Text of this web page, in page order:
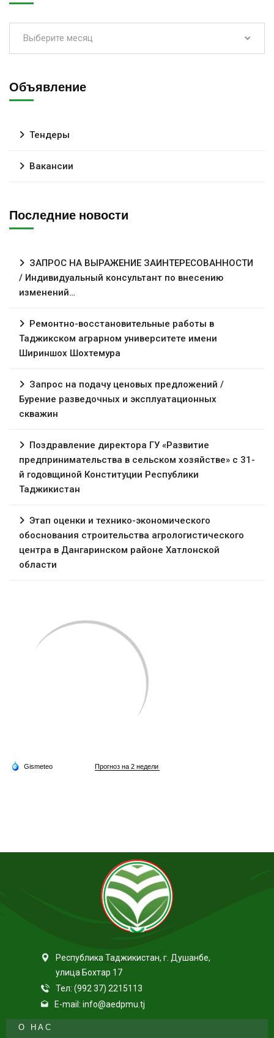
Выберите месяц
Объявление
Тендеры
Вакансии
Последние новости
ЗАПРОС НА ВЫРАЖЕНИЕ ЗАИНТЕРЕСОВАННОСТИ
/ Индивидуальный консультант по внесению
изменений…
Ремонтно-восстановительные работы в
Таджикском аграрном университете имени
Шириншох Шохтемура
Запрос на подачу ценовых предложений /
Бурение разведочных и эксплуатационных
скважин
Поздравление директора ГУ «Развитие
предпринимательства в сельском хозяйстве» с 31-
й годовщиной Конституции Республики
Таджикистан
Этап оценки и технико-экономического
обоснования строительства агрологистического
центра в Дангаринском районе Хатлонской
области
Республика Таджикистан, г. Душанбе,
улица Бохтар 17
Тел: (992 37) 2215113
E-mail: info@aedpmu.tj
О НАС